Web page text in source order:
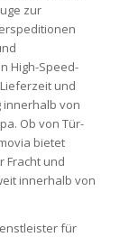
zur
High-Speed-
und
von
Ob von Tür-
bietet
Fracht und
innerhalb von
für